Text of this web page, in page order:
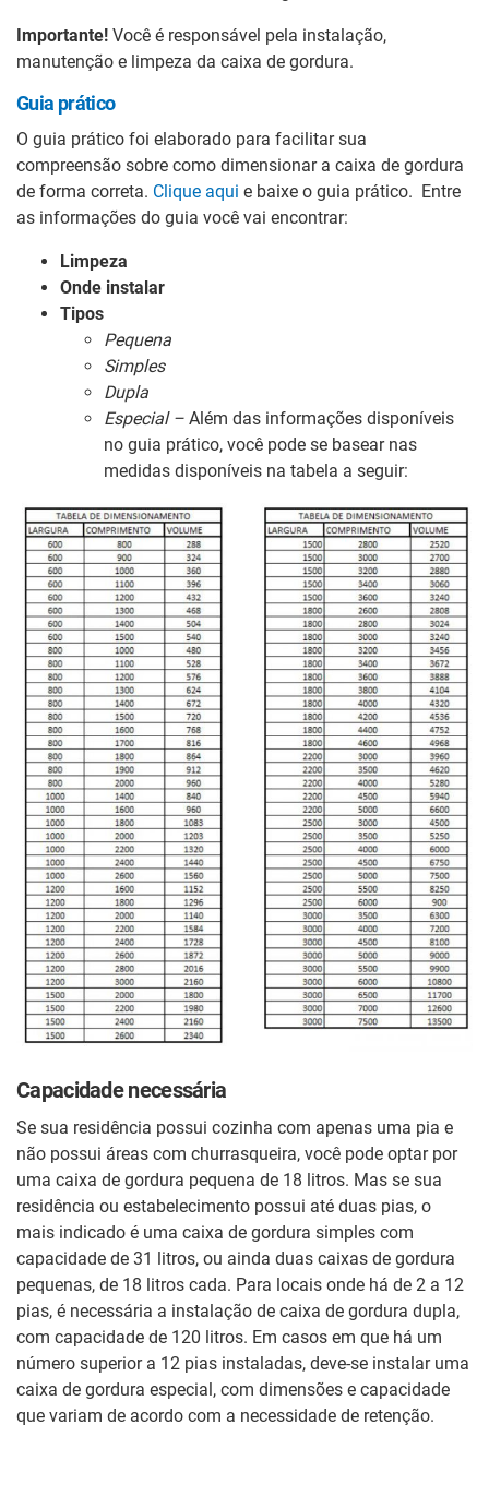
Importante! Você é responsável pela instalação,
manutenção e limpeza da caixa de gordura.
Guia prático
O guia prático foi elaborado para facilitar sua
compreensão sobre como dimensionar a caixa de gordura
de forma correta. Clique aqui e baixe o guia prático. Entre
as informações do guia você vai encontrar:
Limpeza
Onde instalar
Tipos
Pequena
Simples
Dupla
Especial – Além das informações disponíveis
no guia prático, você pode se basear nas
medidas disponíveis na tabela a seguir:
Capacidade necessária
Se sua residência possui cozinha com apenas uma pia e
não possui áreas com churrasqueira, você pode optar por
uma caixa de gordura pequena de 18 litros. Mas se sua
residência ou estabelecimento possui até duas pias, o
mais indicado é uma caixa de gordura simples com
capacidade de 31 litros, ou ainda duas caixas de gordura
pequenas, de 18 litros cada. Para locais onde há de 2 a 12
pias, é necessária a instalação de caixa de gordura dupla,
com capacidade de 120 litros. Em casos em que há um
número superior a 12 pias instaladas, deve-se instalar uma
caixa de gordura especial, com dimensões e capacidade
que variam de acordo com a necessidade de retenção.